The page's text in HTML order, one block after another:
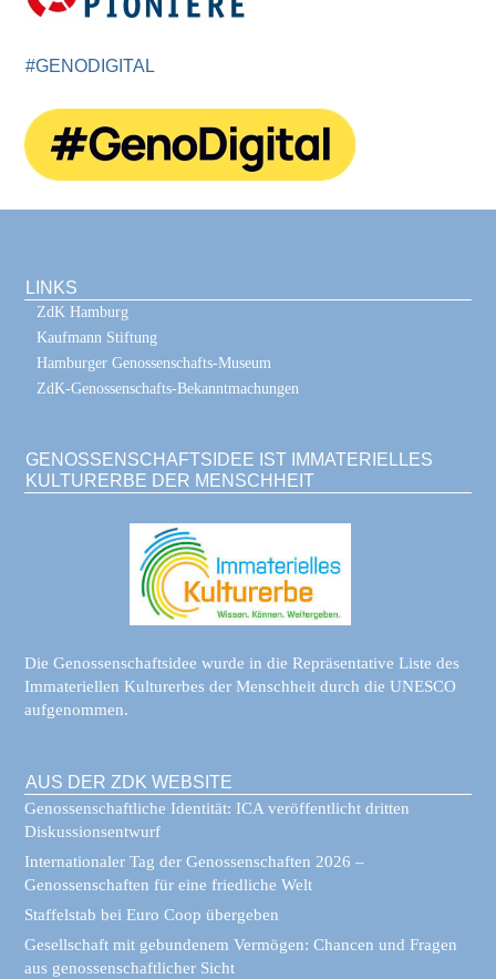
#GENODIGITAL
LINKS
ZdK Hamburg
Kaufmann Stiftung
Hamburger Genossenschafts-Museum
ZdK-Genossenschafts-Bekanntmachungen
GENOSSENSCHAFTSIDEE IST IMMATERIELLES
KULTURERBE DER MENSCHHEIT
Die Genossenschaftsidee wurde in die Repräsentative Liste des
Immateriellen Kulturerbes der Menschheit durch die UNESCO
aufgenommen.
AUS DER ZDK WEBSITE
Genossenschaftliche Identität: ICA veröffentlicht dritten
Diskussionsentwurf
Internationaler Tag der Genossenschaften 2026 –
Genossenschaften für eine friedliche Welt
Staffelstab bei Euro Coop übergeben
Gesellschaft mit gebundenem Vermögen: Chancen und Fragen
aus genossenschaftlicher Sicht